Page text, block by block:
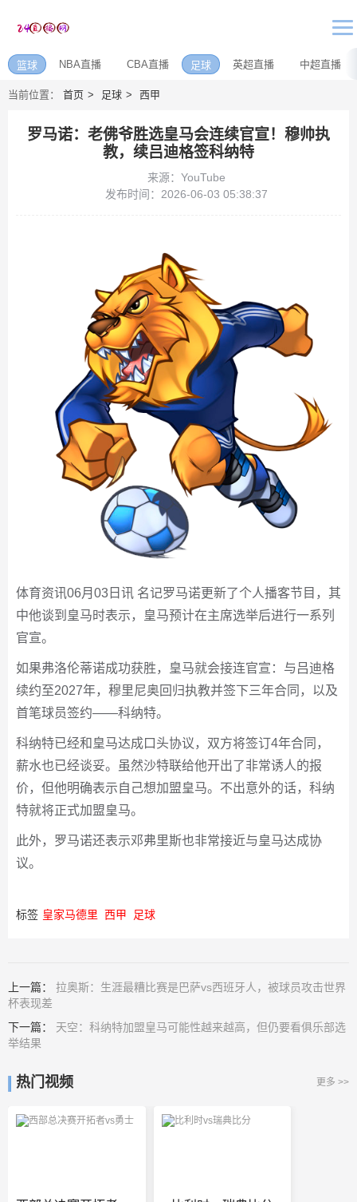
篮球 NBA直播 CBA直播 足球 英超直播 中超直播
当前位置： 首页 足球 西甲
罗马诺：老佛爷胜选皇马会连续官宣！穆帅执
教，续吕迪格签科纳特
来源：YouTube
发布时间：2026-06-03 05:38:37
体育资讯06月03日讯 名记罗马诺更新了个人播客节目，其
中他谈到皇马时表示，皇马预计在主席选举后进行一系列
官宣。
如果弗洛伦蒂诺成功获胜，皇马就会接连官宣：与吕迪格
续约至2027年，穆里尼奥回归执教并签下三年合同，以及
首笔球员签约——科纳特。
科纳特已经和皇马达成口头协议，双方将签订4年合同，
薪水也已经谈妥。虽然沙特联给他开出了非常诱人的报
价，但他明确表示自己想加盟皇马。不出意外的话，科纳
特就将正式加盟皇马。
此外，罗马诺还表示邓弗里斯也非常接近与皇马达成协
议。
标签 皇家马德里 西甲 足球
上一篇： 拉奥斯：生涯最糟比赛是巴萨vs西班牙人，被球员攻击世界
杯表现差
下一篇： 天空：科纳特加盟皇马可能性越来越高，但仍要看俱乐部选
举结果
热门视频 更多 >>